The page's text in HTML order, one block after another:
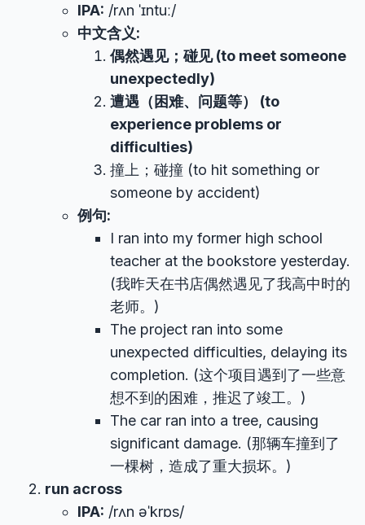
IPA: /rʌn ˈɪntuː/
中文含义:
偶然遇见；碰见 (to meet someone
unexpectedly)
遭遇（困难、问题等） (to
experience problems or
difficulties)
撞上；碰撞 (to hit something or
someone by accident)
例句:
I ran into my former high school
teacher at the bookstore yesterday.
(我昨天在书店偶然遇见了我高中时的
老师。)
The project ran into some
unexpected difficulties, delaying its
completion. (这个项目遇到了一些意
想不到的困难，推迟了竣工。)
The car ran into a tree, causing
significant damage. (那辆车撞到了
一棵树，造成了重大损坏。)
run across
IPA: /rʌn əˈkrɒs/